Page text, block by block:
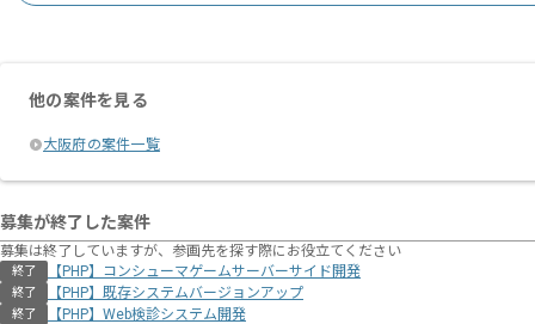
他の案件を見る
大阪府の案件一覧
募集が終了した案件
募集は終了していますが、参画先を探す際にお役立てください
終了 【PHP】コンシューマゲームサーバーサイド開発
終了 【PHP】既存システムバージョンアップ
終了 【PHP】Web検診システム開発